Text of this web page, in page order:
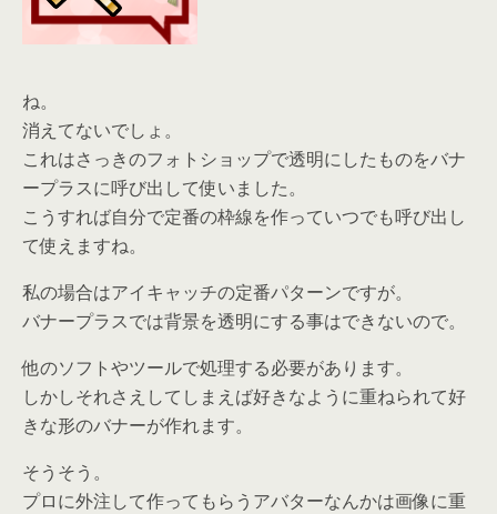
ね。
消えてないでしょ。
これはさっきのフォトショップで透明にしたものをバナ
ープラスに呼び出して使いました。
こうすれば自分で定番の枠線を作っていつでも呼び出し
て使えますね。
私の場合はアイキャッチの定番パターンですが。
バナープラスでは背景を透明にする事はできないので。
他のソフトやツールで処理する必要があります。
しかしそれさえしてしまえば好きなように重ねられて好
きな形のバナーが作れます。
そうそう。
プロに外注して作ってもらうアバターなんかは画像に重